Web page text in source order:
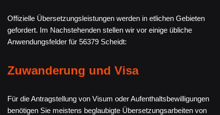
Offizielle Übersetzungsleistungen werden in etlichen Gebieten
gefordert. Im Nachstehenden stellen wir vor einige übliche
Anwendungsfelder für 56379 Scheidt:
Zuwanderung und Visa
Für die Antragstellung von Visum oder Aufenthaltsbewilligungen
benötigen Sie meistens beglaubigte Übersetzungsarbeiten von